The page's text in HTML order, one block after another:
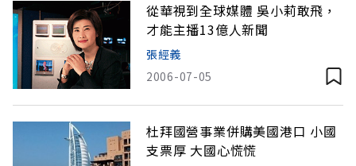
從華視到全球媒體 吳小莉敢飛，
才能主播13億人新聞
張經義
2006-07-05
杜拜國營事業併購美國港口 小國
支票厚 大國心慌慌